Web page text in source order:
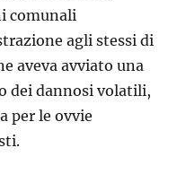
comunali
agli stessi di
aveva avviato una
dei dannosi volatili,
per le ovvie